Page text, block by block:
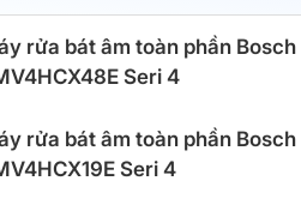
rửa bát âm toàn phần Bosch
Seri 4
rửa bát âm toàn phần Bosch
Seri 4